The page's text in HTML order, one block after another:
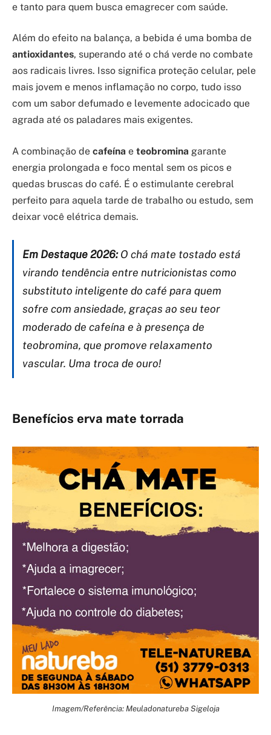
e tanto para quem busca emagrecer com saúde.
Além do efeito na balança, a bebida é uma bomba de
antioxidantes, superando até o chá verde no combate
aos radicais livres. Isso significa proteção celular, pele
mais jovem e menos inflamação no corpo, tudo isso
com um sabor defumado e levemente adocicado que
agrada até os paladares mais exigentes.
A combinação de cafeína e teobromina garante
energia prolongada e foco mental sem os picos e
quedas bruscas do café. É o estimulante cerebral
perfeito para aquela tarde de trabalho ou estudo, sem
deixar você elétrica demais.
Em Destaque 2026:O chá mate tostado está
virando tendência entre nutricionistas como
substituto inteligente do café para quem
sofre com ansiedade, graças ao seu teor
moderado de cafeína e à presença de
teobromina, que promove relaxamento
vascular. Uma troca de ouro!
Benefícios erva mate torrada
Imagem/Referência: Meuladonatureba Sigeloja